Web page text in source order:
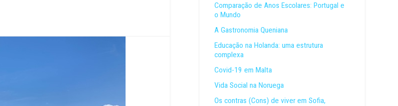
Comparação de Anos Escolares: Portugal e
o Mundo
A Gastronomia Queniana
Educação na Holanda: uma estrutura
complexa
Covid-19 em Malta
Vida Social na Noruega
Os contras (Cons) de viver em Sofia,